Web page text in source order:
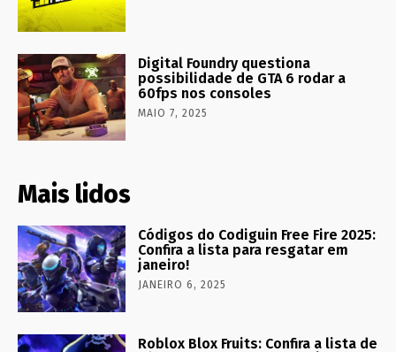
Digital Foundry questiona
possibilidade de GTA 6 rodar a
60fps nos consoles
MAIO 7, 2025
Mais lidos
Códigos do Codiguin Free Fire 2025:
Confira a lista para resgatar em
janeiro!
JANEIRO 6, 2025
Roblox Blox Fruits: Confira a lista de